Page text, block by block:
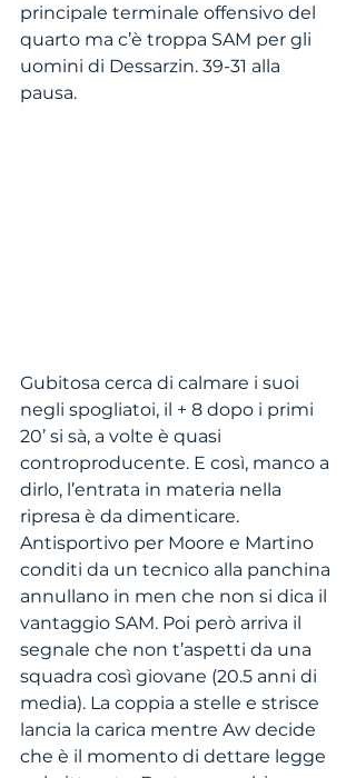
principale terminale offensivo del
quarto ma c’è troppa SAM per gli
uomini di Dessarzin. 39-31 alla
pausa.
Gubitosa cerca di calmare i suoi
negli spogliatoi, il + 8 dopo i primi
20’ si sà, a volte è quasi
controproducente. E così, manco a
dirlo, l’entrata in materia nella
ripresa è da dimenticare.
Antisportivo per Moore e Martino
conditi da un tecnico alla panchina
annullano in men che non si dica il
vantaggio SAM. Poi però arriva il
segnale che non t’aspetti da una
squadra così giovane (20.5 anni di
media). La coppia a stelle e strisce
lancia la carica mentre Aw decide
che è il momento di dettare legge